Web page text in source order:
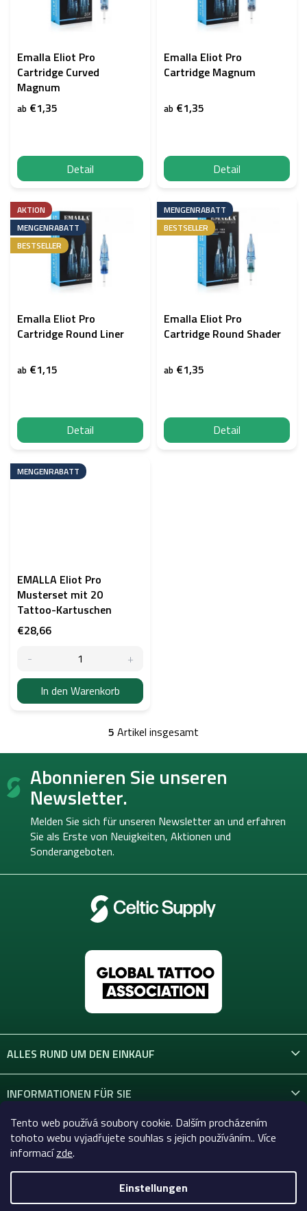
Tento web používá soubory cookie. Dalším procházením
tohoto webu vyjadřujete souhlas s jejich používáním.. Více
informacízde.
Einstellungen
Emalla Eliot Pro
Cartridge Curved
Magnum
ab €1,35
Detail
Emalla Eliot Pro
Cartridge Magnum
ab €1,35
Detail
AKTION
MENGENRABATT
BESTSELLER
Emalla Eliot Pro
Cartridge Round Liner
ab €1,15
Detail
MENGENRABATT
BESTSELLER
Emalla Eliot Pro
Cartridge Round Shader
ab €1,35
Detail
MENGENRABATT
EMALLA Eliot Pro
Musterset mit 20
Tattoo-Kartuschen
€28,66
In den Warenkorb
S
t
u
e
e
l
e
n
e
d
r
i
s
t
e
5 Artikel insgesamt
F
ß Abonnieren Sie unseren
Newsletter.
Melden Sie sich für unseren Newsletter an und erfahren
Sie als Erste von Neuigkeiten, Aktionen und
Sonderangeboten.
ALLES RUND UM DEN EINKAUF
INFORMATIONEN FÜR SIE
KONTAKT
Copyright 2026Celtic-Supply.at | Alles für Tattoo und